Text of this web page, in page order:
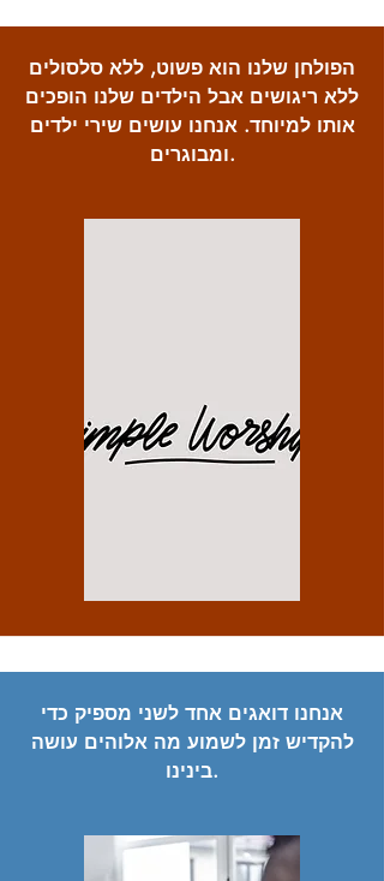
הפולחן שלנו הוא פשוט, ללא סלסולים
ללא ריגושים אבל הילדים שלנו הופכים
אותו למיוחד. אנחנו עושים שירי ילדים
ומבוגרים.
אנחנו דואגים אחד לשני מספיק כדי
להקדיש זמן לשמוע מה אלוהים עושה
בינינו.